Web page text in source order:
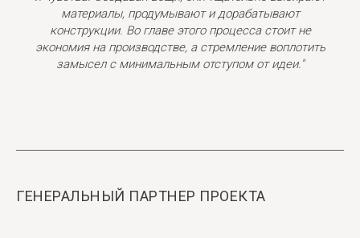
материалы, продумывают и дорабатывают
конструкции. Во главе этого процесса стоит не
экономия на производстве, а стремление воплотить
замысел с минимальным отступом от идеи."
ГЕНЕРАЛЬНЫЙ ПАРТНЕР ПРОЕКТА